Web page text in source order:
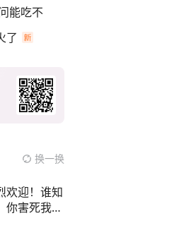
能吃不
了
换一换
欢迎！谁知
你害死我儿